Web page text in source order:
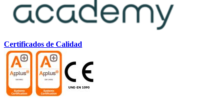
Certificados de Calidad